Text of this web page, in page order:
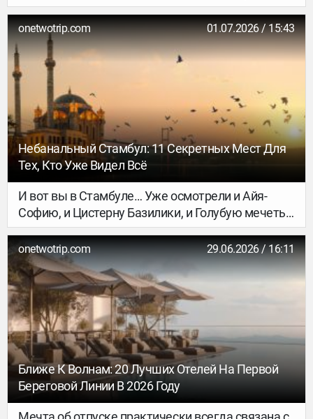
отели снижают цены, а путешественники
продолжают отдыхать в Дубае и Абу-Даби.
onetwotrip.com 01.07.2026 / 15:43
Небанальный Стамбул: 11 Секретных Мест Для
Тех, Кто Уже Видел Всё
И вот вы в Стамбуле… Уже осмотрели и Айя-
Софию, и Цистерну Базилики, и Голубую мечеть,
прокатились на трамвае по проспекту
Истикляль, поднялись на Галатскую башню,
полюбовались дворцом Долмабахче,
потолкались на Гранд-базаре и перекусили
знаменитым бутербродом с жареной скумбрией
на причале Эминёню… Но наверняка у вас
осталось впечатление недосказанности от
встречи со Стамбулом. И оно вас не
обманывает. Этот город бездонен, как само
время. Исследовать его можно бесконечно.
Предлагаем познакомиться с несколькими
нетривиальными локациями, которые обычно
onetwotrip.com 29.06.2026 / 16:11
Ближе К Волнам: 20 Лучших Отелей На Первой
Береговой Линии В 2026 Году